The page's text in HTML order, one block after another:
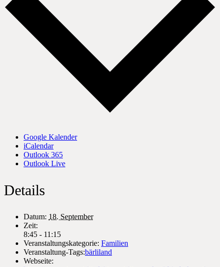
Google Kalender
iCalendar
Outlook 365
Outlook Live
Details
Datum: 18. September
Zeit:
8:45 - 11:15
Veranstaltungskategorie: Familien
Veranstaltung-Tags:bärliland
Webseite: